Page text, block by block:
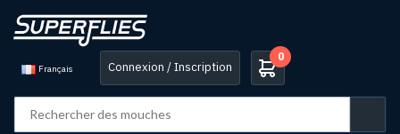
Français Connexion / Inscription
0